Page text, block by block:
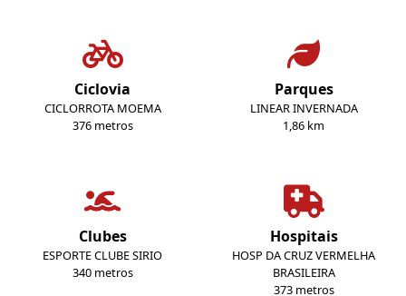
Ciclovia
CICLORROTA MOEMA
376 metros
Parques
LINEAR INVERNADA
1,86 km
Clubes
ESPORTE CLUBE SIRIO
340 metros
Hospitais
HOSP DA CRUZ VERMELHA
BRASILEIRA
373 metros